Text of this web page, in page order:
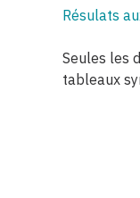
Résulats
Seules les
tableaux